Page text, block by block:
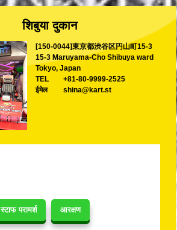
स्टाफ परामर्श आरक्षण
शिबुया दुकान
[150-0044]東京都渋谷区円山町15-3
15-3 Maruyama-Cho Shibuya ward
Tokyo, Japan
TEL
+81-80-9999-2525
ईमेल
shina@kart.st